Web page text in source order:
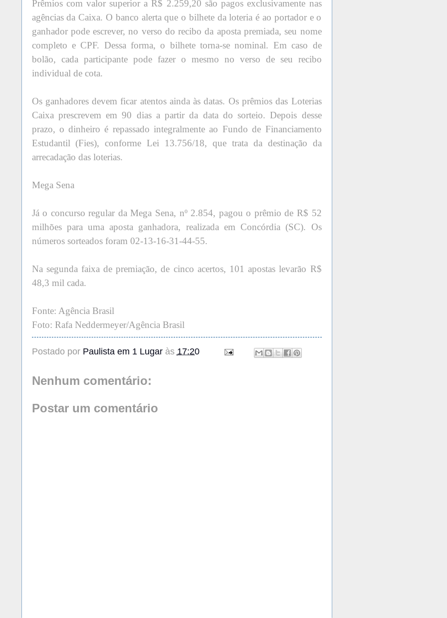
Prêmios com valor superior a R$ 2.259,20 são pagos exclusivamente nas
agências da Caixa. O banco alerta que o bilhete da loteria é ao portador e o
ganhador pode escrever, no verso do recibo da aposta premiada, seu nome
completo e CPF. Dessa forma, o bilhete torna-se nominal. Em caso de
bolão, cada participante pode fazer o mesmo no verso de seu recibo
individual de cota.
Os ganhadores devem ficar atentos ainda às datas. Os prêmios das Loterias
Caixa prescrevem em 90 dias a partir da data do sorteio. Depois desse
prazo, o dinheiro é repassado integralmente ao Fundo de Financiamento
Estudantil (Fies), conforme Lei 13.756/18, que trata da destinação da
arrecadação das loterias.
Mega Sena
Já o concurso regular da Mega Sena, nº 2.854, pagou o prêmio de R$ 52
milhões para uma aposta ganhadora, realizada em Concórdia (SC). Os
números sorteados foram 02-13-16-31-44-55.
Na segunda faixa de premiação, de cinco acertos, 101 apostas levarão R$
48,3 mil cada.
Fonte: Agência Brasil
Foto: Rafa Neddermeyer/Agência Brasil
Postado por Paulista em 1 Lugar às 17:20
Nenhum comentário:
Postar um comentário